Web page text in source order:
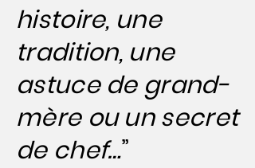
histoire, une
tradition, une
astuce de grand-
mère ou un secret
de chef…”